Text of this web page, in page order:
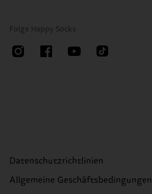
Folge Happy Socks
Datenschutzrichtlinien
Allgemeine Geschäftsbedingungen